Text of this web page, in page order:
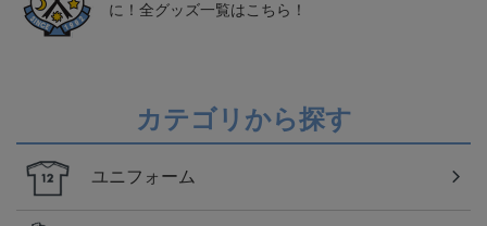
に！全グッズ一覧はこちら！
カテゴリから探す
ユニフォーム